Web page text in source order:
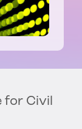
for Civil